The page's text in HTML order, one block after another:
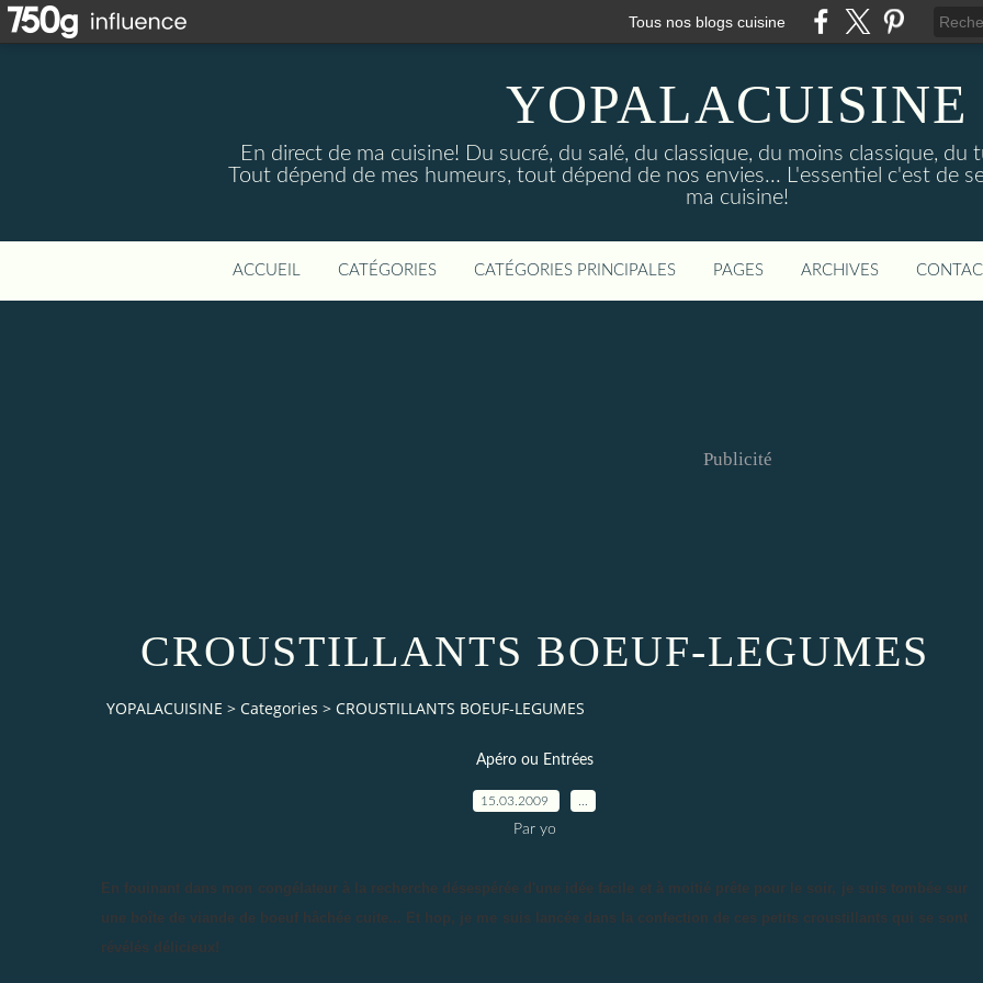
Tous nos blogs cuisine
YOPALACUISINE
En direct de ma cuisine! Du sucré, du salé, du classique, du moins classique, du
Tout dépend de mes humeurs, tout dépend de nos envies... L'essentiel c'est de
ma cuisine!
ACCUEIL CATÉGORIES CATÉGORIES PRINCIPALES PAGES ARCHIVES
Publicité
CROUSTILLANTS BOEUF-LEGUMES
YOPALACUISINE > Categories > CROUSTILLANTS BOEUF-LEGUMES
Apéro ou Entrées
15.03.2009
Par yo
En fouinant dans mon congélateur à la recherche désespérée d'une idée facile et à moitié prête pour le soir, je suis tombée sur
une boîte de viande de boeuf hâchée cuite... Et hop, je me suis lancée dans la confection de ces petits croustillants qui se sont
révélés délicieux!